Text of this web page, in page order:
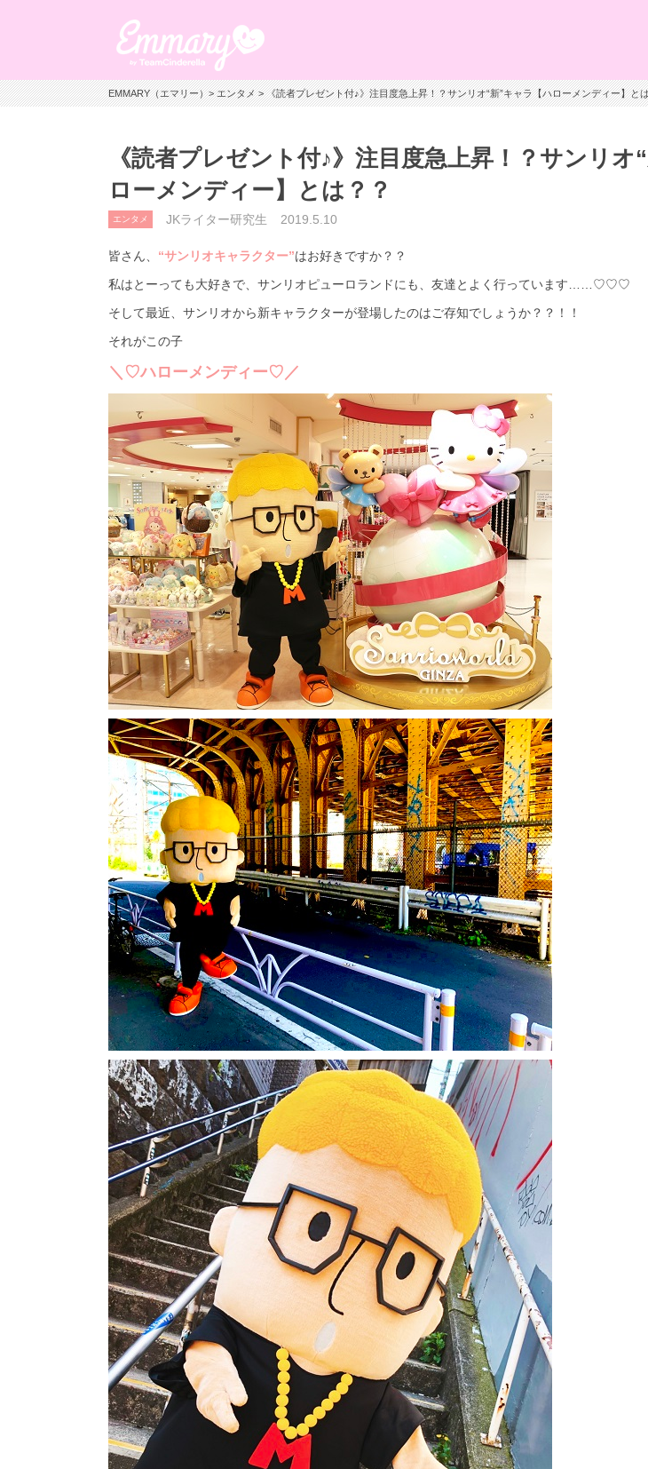
EMMARY（エマリー）>エンタメ> 《読者プレゼント付♪》注目度急上昇！？サンリオ“新”キャラ【ハローメンディー】と
《読者プレゼント付♪》注目度急上昇！？サンリオ
ローメンディー】とは？？
エンタメ JKライター研究生 2019.5.10
皆さん、 “サンリオキャラクター”はお好きですか？？
私はとーっても大好きで、サンリオピューロランドにも、友達とよく行っています……♡♡♡
そして最近、サンリオから新キャラクターが登場したのはご存知でしょうか？？！！
それがこの子
＼♡ハローメンディー♡／